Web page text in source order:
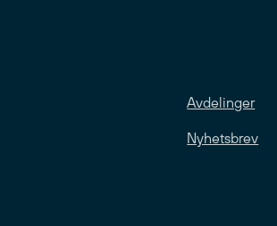
Avdelinger
Nyhetsbrev